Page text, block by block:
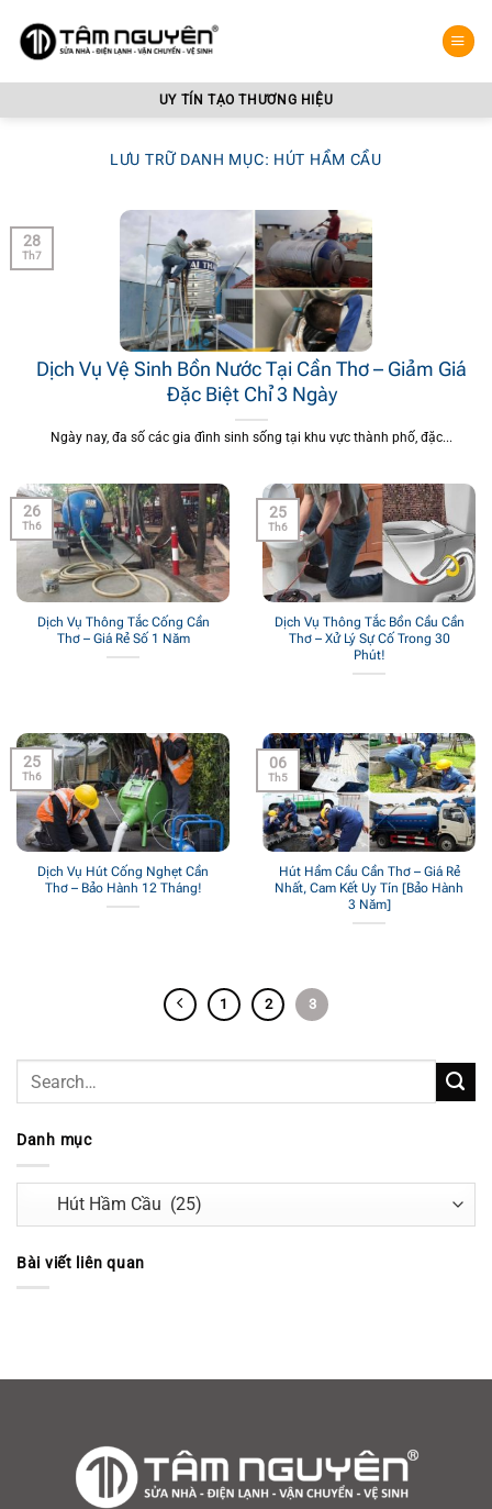
qua
dung
UY TÍN TẠO THƯƠNG HIỆU
LƯU TRỮ DANH MỤC: HÚT HẦM CẦU
Dịch Vụ Vệ Sinh Bồn Nước Tại Cần Thơ – Giảm Giá
Đặc Biệt Chỉ 3 Ngày
Ngày nay, đa số các gia đình sinh sống tại khu vực thành phố, đặc...
28
Th7
Dịch Vụ Thông Tắc Cống Cần
Thơ – Giá Rẻ Số 1 Năm
26
Th6
Dịch Vụ Thông Tắc Bồn Cầu Cần
Thơ – Xử Lý Sự Cố Trong 30
Phút!
25
Th6
Dịch Vụ Hút Cống Nghẹt Cần
Thơ – Bảo Hành 12 Tháng!
25
Th6
Hút Hầm Cầu Cần Thơ – Giá Rẻ
Nhất, Cam Kết Uy Tín [Bảo Hành
3 Năm]
06
Th5
1 2 3
Danh mục
Bài viết liên quan